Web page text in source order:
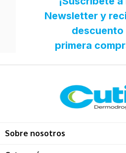
Sobre nosotros
Quienes somos